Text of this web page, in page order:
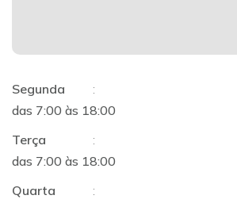
Segunda
:
das 7:00 às 18:00
Terça
:
das 7:00 às 18:00
Quarta
: